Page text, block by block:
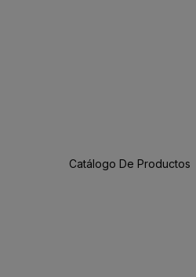
Catálogo De Productos